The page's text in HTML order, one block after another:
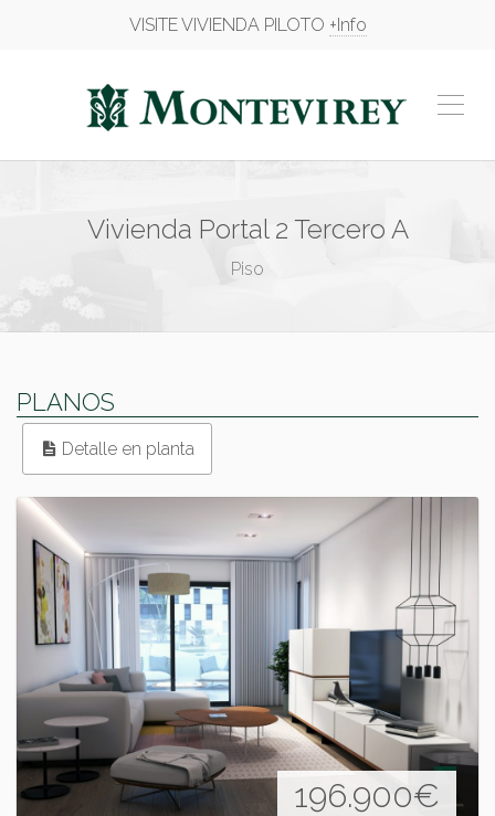
VISITE VIVIENDA PILOTO +Info
Vivienda Portal 2 Tercero A
Piso
PLANOS
Detalle en planta
196.900€